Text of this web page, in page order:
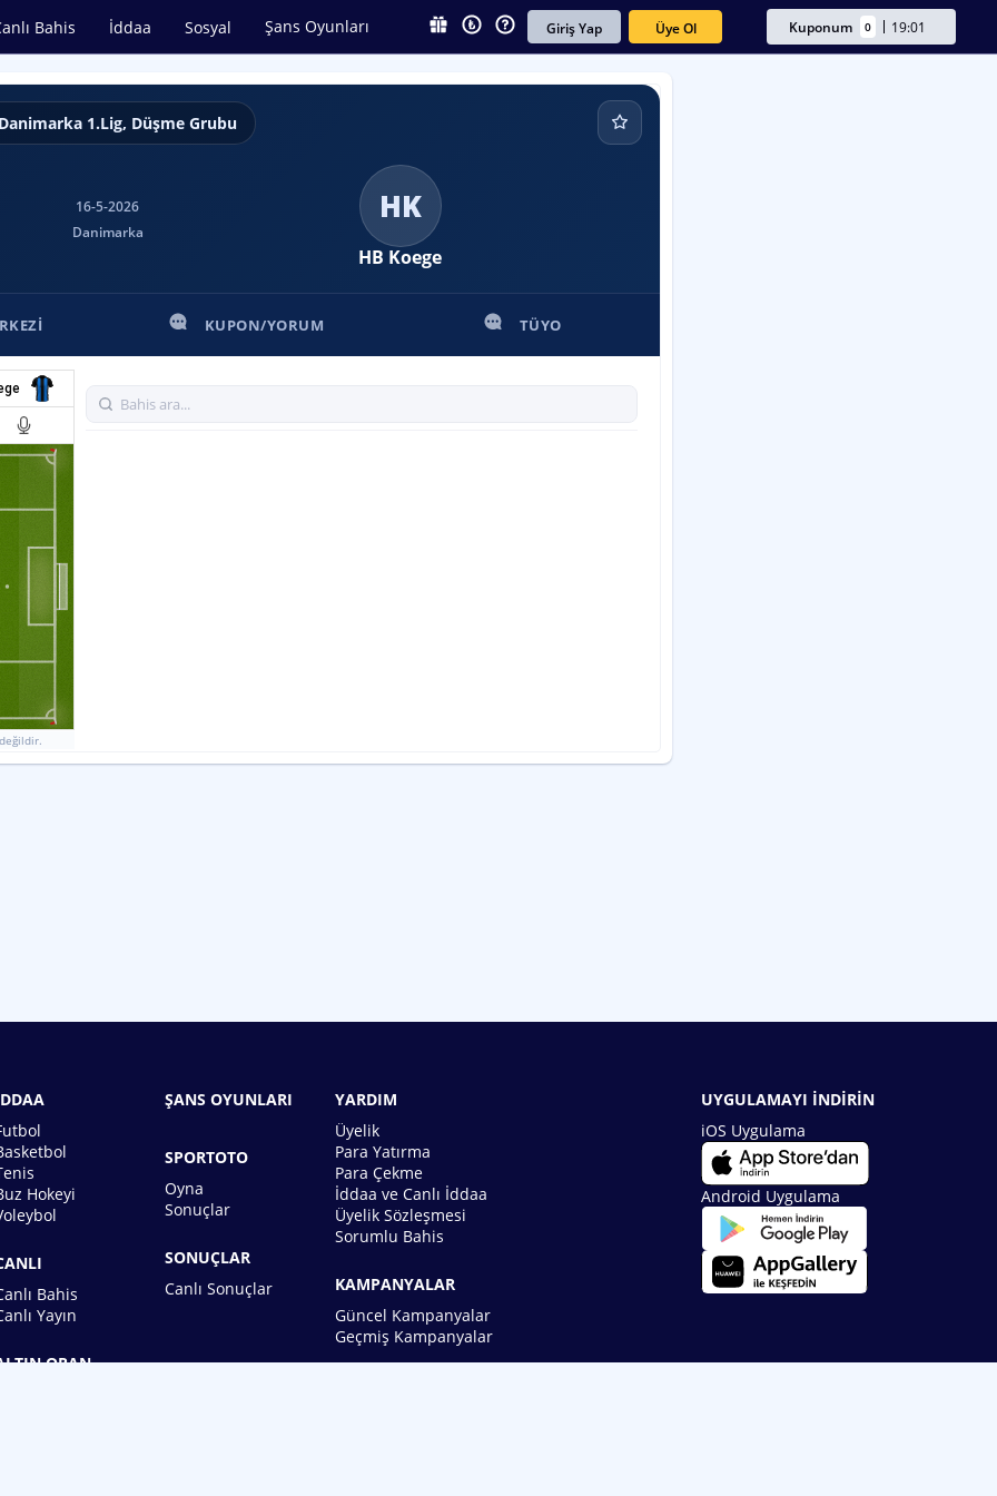
Bahis İddaa Sosyal Şans Oyunları Giriş Yap Üye Ol Kuponum 0 19:01
Danimarka 1.Lig, Düşme Grubu
16-5-2026
Danimarka
HK
HB Koege
KUPON/YORUM TÜYO
0%
Hokeyi
Bahis
Yayın
ORAN
ŞANS OYUNLARI
SPORTOTO
Oyna
Sonuçlar
SONUÇLAR
Canlı Sonuçlar
YARDIM
Üyelik
Para Yatırma
Para Çekme
İddaa ve Canlı İddaa
Üyelik Sözleşmesi
Sorumlu Bahis
KAMPANYALAR
Güncel Kampanyalar
Geçmiş Kampanyalar
UYGULAMAYI İNDİRİN
iOS Uygulama
Android Uygulama